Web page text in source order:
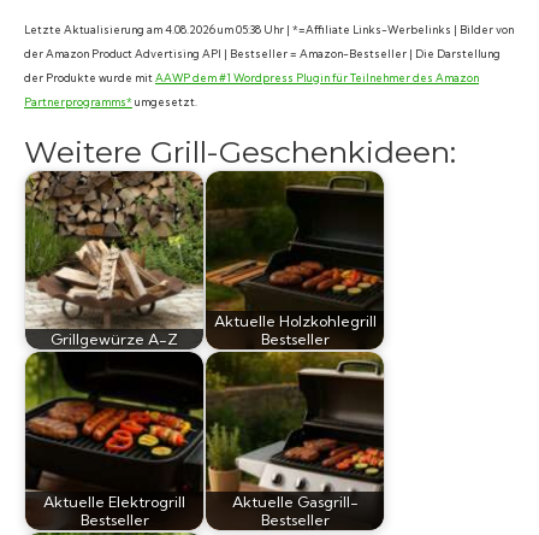
Letzte Aktualisierung am 4.08.2026 um 05:38 Uhr | *=Affiliate Links-Werbelinks | Bilder von
der Amazon Product Advertising API | Bestseller = Amazon-Bestseller | Die Darstellung
der Produkte wurde mitAAWP dem #1 Wordpress Plugin für Teilnehmer des Amazon
Partnerprogramms*umgesetzt.
Weitere Grill-Geschenkideen:
Grillgewürze A-Z
Aktuelle Holzkohlegrill
Bestseller
Aktuelle Elektrogrill
Bestseller
Aktuelle Gasgrill-
Bestseller